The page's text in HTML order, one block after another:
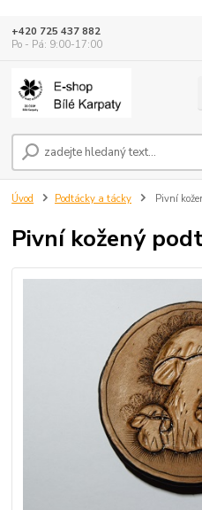
+420 725 437 882
Po - Pá: 9:00-17:00
Úvod Podtácky a tácky Pivní
Pivní kožený